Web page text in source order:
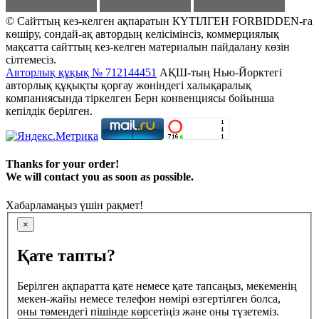
© Сайттың кез-келген ақпаратын КҮТІЛГЕН FORBIDDEN-ға
көшіру, сондай-ақ автордың келісімінсіз, коммерциялық
мақсатта сайттың кез-келген материалын пайдалану көзін
сілтемесіз.
Авторлық құқық № 712144451 АҚШ-тың Нью-Йорктегі
авторлық құқықты қорғау жөніндегі халықаралық
компаниясында тіркелген Берн конвенциясы бойынша
кепілдік берілген.
Thanks for your order!
We will contact you as soon as possible.
Хабарламаңыз үшін рақмет!
×
Қате тапты?
Берілген ақпаратта қате немесе қате тапсаңыз, мекеменің
мекен-жайы немесе телефон нөмірі өзгертілген болса,
оны төмендегі пішінде көрсетіңіз және оны түзетеміз.